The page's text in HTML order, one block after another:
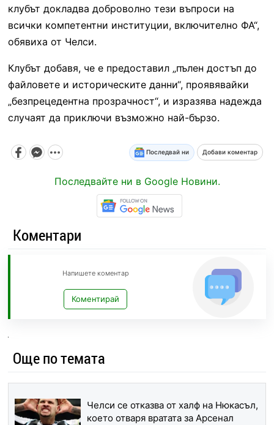
клубът докладва доброволно тези въпроси на
всички компетентни институции, включително ФА“,
обявиха от Челси.
Клубът добавя, че е предоставил „пълен достъп до
файловете и историческите данни“, проявявайки
„безпрецедентна прозрачност“, и изразява надежда
случаят да приключи възможно най-бързо.
Последвай ни Добави коментар
Последвайте ни в Google Новини.
Коментари
Напишете коментар
Коментирай
Още по темата
Челси се отказва от халф на Нюкасъл,
което отваря вратата за Арсенал